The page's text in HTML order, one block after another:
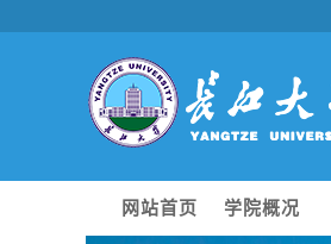
网站首页 学院概况